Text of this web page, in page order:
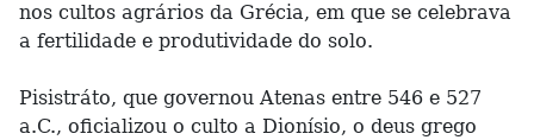
nos cultos agrários da Grécia, em que se celebrava
a fertilidade e produtividade do solo.
Pisistráto, que governou Atenas entre 546 e 527
a.C., oficializou o culto a Dionísio, o deus grego